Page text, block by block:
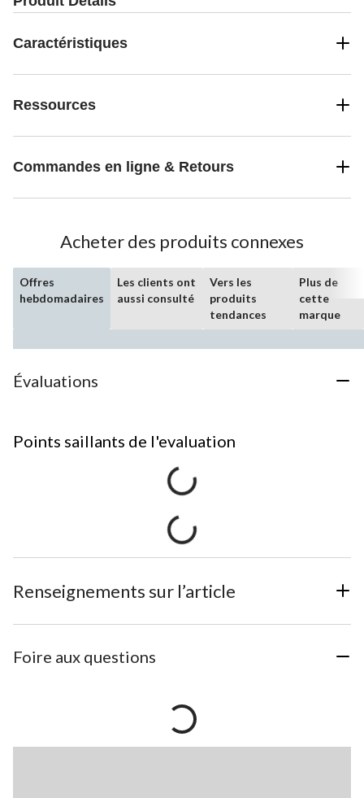
Caractéristiques
Ressources
Commandes en ligne & Retours
Acheter des produits connexes
Offres
hebdomadaires
Les clients ont
aussi consulté
Vers les
produits
tendances
Plus de
cette
marque
Évaluations
Points saillants de l'evaluation
Renseignements sur l’article
Foire aux questions